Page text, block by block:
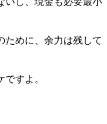
ために、余力は残して
すよ。